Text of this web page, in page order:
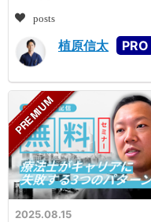
posts
植原信太
2025.08.15